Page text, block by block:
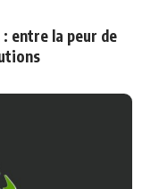
entre la peur de